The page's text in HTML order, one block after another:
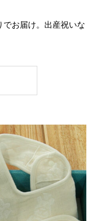
お届け。出産祝いな